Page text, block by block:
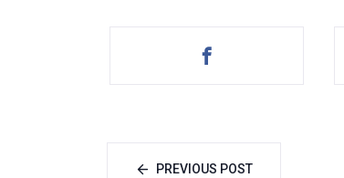
PREVIOUS POST